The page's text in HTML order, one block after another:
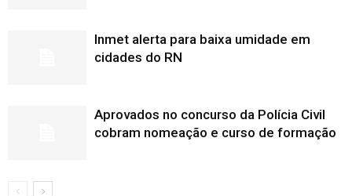
Inmet alerta para baixa umidade em
cidades do RN
Aprovados no concurso da Polícia Civil
cobram nomeação e curso de formação